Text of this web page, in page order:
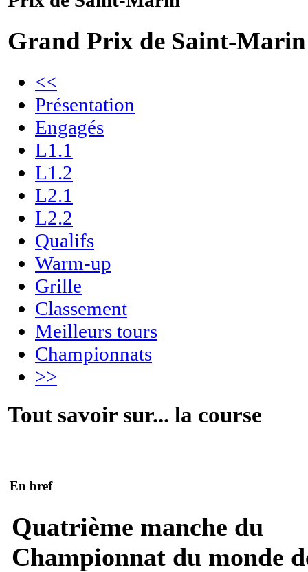
Grand Prix de Saint-Marin
<<
Présentation
Engagés
L1.1
L1.2
L2.1
L2.2
Qualifs
Warm-up
Grille
Classement
Meilleurs tours
Championnats
>>
Tout savoir sur... la course
En bref
Quatrième manche du
Championnat du monde